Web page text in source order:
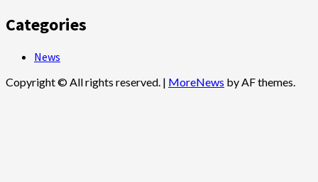
Categories
News
Copyright © All rights reserved. | MoreNews by AF themes.